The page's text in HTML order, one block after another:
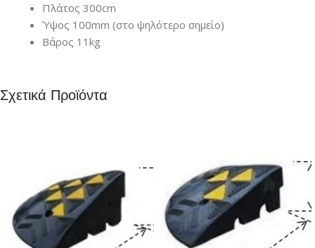
Πλάτος 300cm
Ύψος 100mm (στο ψηλότερο σημείο)
Βάρος 11kg
Σχετικά Προϊόντα